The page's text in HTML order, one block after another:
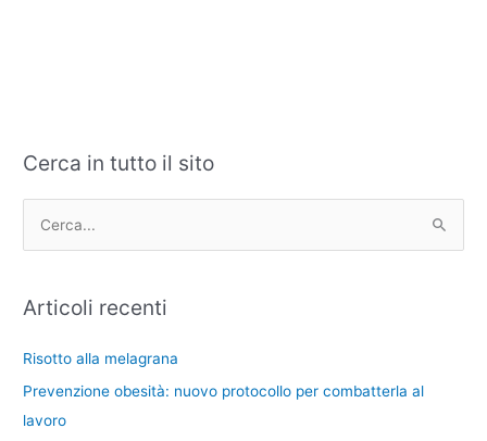
Cerca in tutto il sito
cArticoli recenti
Risotto alla melagrana
Prevenzione obesità: nuovo protocollo per combatterla al
lavoro
C
e
o
i
e
A
h
v